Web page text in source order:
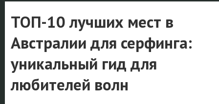
ТОП-10 лучших мест в
Австралии для серфинга:
уникальный гид для
любителей волн